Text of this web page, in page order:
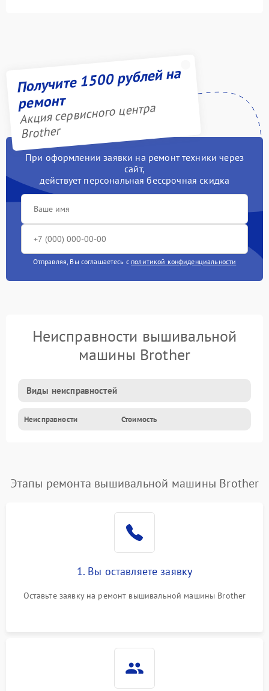
Получите 1500 рублей на
ремонт
Акция сервисного центра
Brother
При оформлении заявки на ремонт техники через
сайт,
действует персональная бессрочная скидка
Отправляя, Вы соглашаетесь с политикой конфиденциальности
Неисправности вышивальной
машины Brother
Виды неисправностей
Неисправности Стоимость
Этапы ремонта вышивальной машины Brother
1. Вы оставляете заявку
Оставьте заявку на ремонт вышивальной машины Brother